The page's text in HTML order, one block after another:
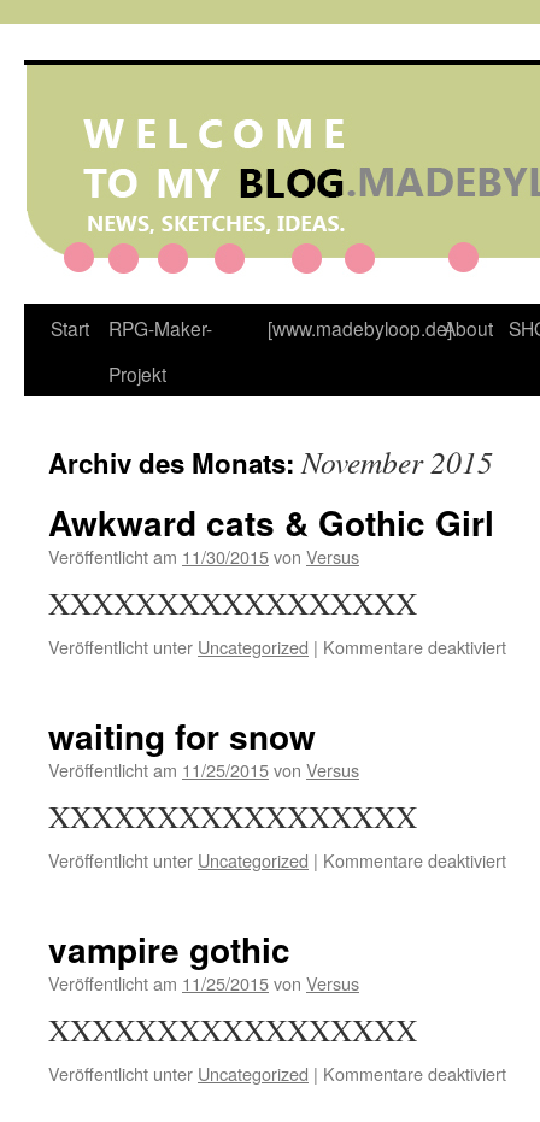
Start
RPG-Maker-
Projekt
[www.madebyloop.de]About
Archiv des Monats:November 2015
Awkward cats & Gothic Girl
Veröffentlicht am 11/30/2015von Versus
XXXXXXXXXXXXXXXXX
Veröffentlicht unter Uncategorized | Kommentare deaktiviertfür
waiting for snow
Veröffentlicht am 11/25/2015von Versus
XXXXXXXXXXXXXXXXX
Veröffentlicht unter Uncategorized | Kommentare deaktiviertfür
vampire gothic
Veröffentlicht am 11/25/2015von Versus
XXXXXXXXXXXXXXXXX
Veröffentlicht unter Uncategorized | Kommentare deaktiviertfür